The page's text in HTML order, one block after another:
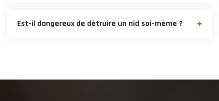
Est-il dangereux de détruire un nid soi-même ?